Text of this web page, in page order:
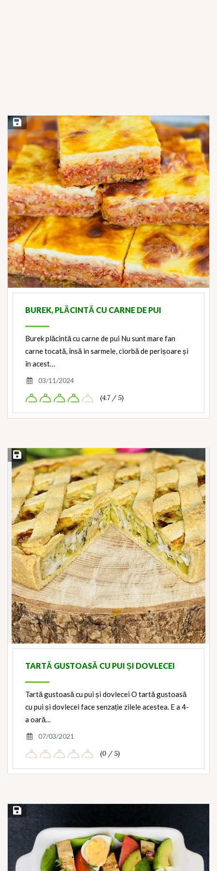
Save Recipe
BUREK, PLĂCINTĂ CU CARNE DE PUI
Burek plăcintă cu carne de pui Nu sunt mare fan
carne tocată, însă in sarmele, ciorbă de perișoare și
în acest…
03/11/2024
(4.7 / 5)
Save Recipe
TARTĂ GUSTOASĂ CU PUI ȘI DOVLECEI
Tartă gustoasă cu pui și dovlecei O tartă gustoasă
cu pui și dovlecei face senzație zilele acestea. E a 4-
a oară…
07/03/2021
(0 / 5)
Save Recipe